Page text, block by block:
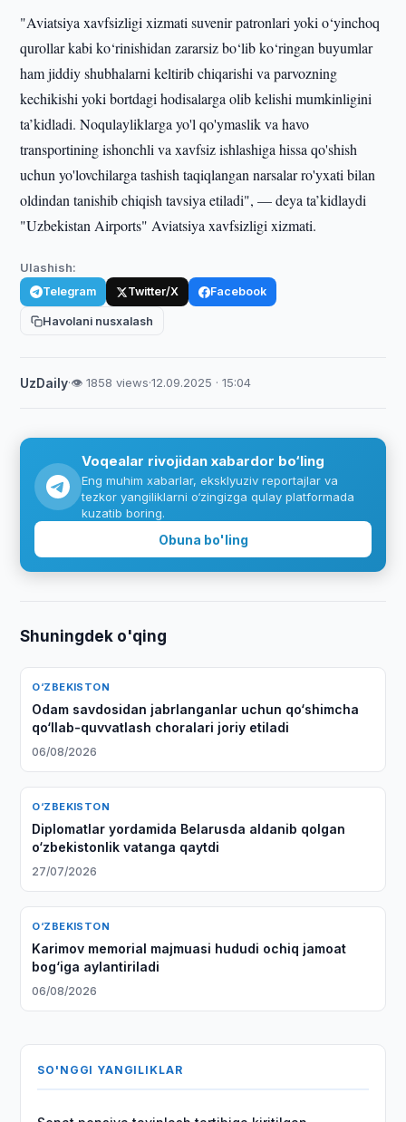
"Aviatsiya xavfsizligi xizmati suvenir patronlari yoki o‘yinchoq
qurollar kabi ko‘rinishidan zararsiz bo‘lib ko‘ringan buyumlar
ham jiddiy shubhalarni keltirib chiqarishi va parvozning
kechikishi yoki bortdagi hodisalarga olib kelishi mumkinligini
ta’kidladi. Noqulayliklarga yo'l qo'ymaslik va havo
transportining ishonchli va xavfsiz ishlashiga hissa qo'shish
uchun yo'lovchilarga tashish taqiqlangan narsalar ro'yxati bilan
oldindan tanishib chiqish tavsiya etiladi", — deya ta’kidlaydi
"Uzbekistan Airports" Aviatsiya xavfsizligi xizmati.
Ulashish:
Telegram Twitter/X Facebook
Havolani nusxalash
UzDaily·👁 1858 views·12.09.2025 · 15:04
Voqealar rivojidan xabardor bo‘ling
Eng muhim xabarlar, eksklyuziv reportajlar va
tezkor yangiliklarni o‘zingizga qulay platformada
kuzatib boring.
Obuna bo'ling
Shuningdek o'qing
O‘ZBEKISTON
Odam savdosidan jabrlanganlar uchun qo‘shimcha
qo‘llab-quvvatlash choralari joriy etiladi
06/08/2026
O‘ZBEKISTON
Diplomatlar yordamida Belarusda aldanib qolgan
o‘zbekistonlik vatanga qaytdi
27/07/2026
O‘ZBEKISTON
Karimov memorial majmuasi hududi ochiq jamoat
bog‘iga aylantiriladi
06/08/2026
SO'NGGI YANGILIKLAR